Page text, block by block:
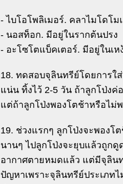
- ไบโอโพลิเมอร์. คลาไมโดโ
- นอสท็อก. มีอยู่ในรากต้นปรง
- อะโซโตแบ็คเตอร์. มีอยู่ใน
18. ทดสอบจุลินทรีย์โดยการใ
แน่น ทิ้งไว้ 2-5 วัน ถ้าลูกโป่ง
แต่ถ้าลูกโป่งพองโตช้าหรือไ
19. ช่วงแรกๆ ลูกโป่งจะพอง
นานๆ ไปลูกโป่งจะยุบแล้วถูก
อากาศตายหมดแล้ว แต่มีจุลิน
ปัญหาเพราะจุลินทรีย์ประเภท